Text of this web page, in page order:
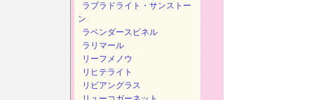
ラブラドライト・サンストー
ン
ラベンダースピネル
ラリマール
リーフメノウ
リヒテライト
リビアングラス